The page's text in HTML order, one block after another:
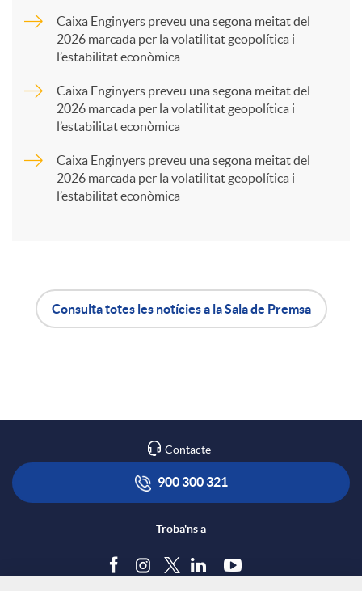
a
x
Caixa Enginyers preveu una segona meitat del
2026 marcada per la volatilitat geopolítica i
l’estabilitat econòmica
Caixa Enginyers preveu una segona meitat del
2026 marcada per la volatilitat geopolítica i
l’estabilitat econòmica
Caixa Enginyers preveu una segona meitat del
2026 marcada per la volatilitat geopolítica i
l’estabilitat econòmica
i
ó
Consulta totes les notícies a la Sala de Premsa
Contacte
900 300 321
Troba'ns a